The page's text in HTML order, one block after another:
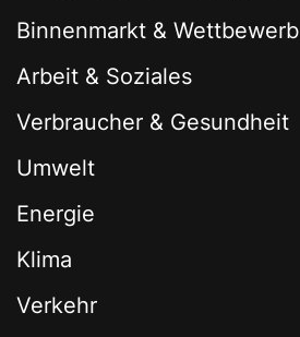
Binnenmarkt & Wettbewerb
Arbeit & Soziales
Verbraucher & Gesundheit
Umwelt
Energie
Klima
Verkehr